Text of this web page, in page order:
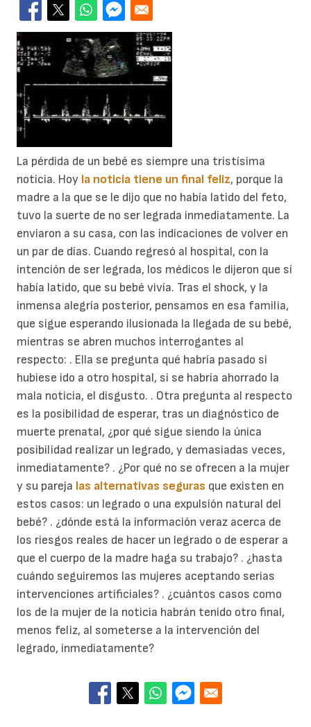
La pérdida de un bebé es siempre una tristísima
noticia. Hoy la noticia tiene un final feliz, porque la
madre a la que se le dijo que no había latido del feto,
tuvo la suerte de no ser legrada inmediatamente. La
enviaron a su casa, con las indicaciones de volver en
un par de días. Cuando regresó al hospital, con la
intención de ser legrada, los médicos le dijeron que sí
había latido, que su bebé vivía. Tras el shock, y la
inmensa alegría posterior, pensamos en esa familia,
que sigue esperando ilusionada la llegada de su bebé,
mientras se abren muchos interrogantes al
respecto: . Ella se pregunta qué habría pasado si
hubiese ido a otro hospital, si se habría ahorrado la
mala noticia, el disgusto. . Otra pregunta al respecto
es la posibilidad de esperar, tras un diagnóstico de
muerte prenatal, ¿por qué sigue siendo la única
posibilidad realizar un legrado, y demasiadas veces,
inmediatamente? . ¿Por qué no se ofrecen a la mujer
y su pareja las alternativas seguras que existen en
estos casos: un legrado o una expulsión natural del
bebé? . ¿dónde está la información veraz acerca de
los riesgos reales de hacer un legrado o de esperar a
que el cuerpo de la madre haga su trabajo? . ¿hasta
cuándo seguiremos las mujeres aceptando serias
intervenciones artificiales? . ¿cuántos casos como
los de la mujer de la noticia habrán tenido otro final,
menos feliz, al someterse a la intervención del
legrado, inmediatamente?